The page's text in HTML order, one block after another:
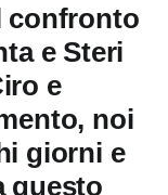
confronto
e Steri
e
noi
giorni e
questo